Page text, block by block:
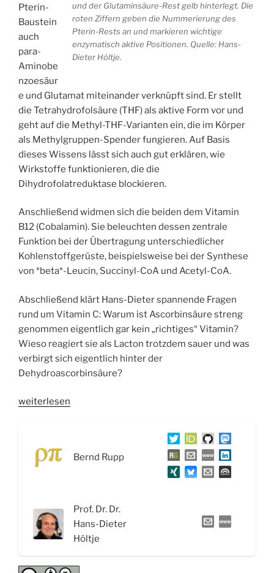
und der Glutaminsäure-Rest gelb hinterlegt. Die
roten Ziffern geben die Nummerierung des
Pterin-Rests an und markieren wichtige
enzymatisch aktive Positionen. Quelle: Hans-
Dieter Höltje.
Pterin-
Baustein
auch
para-
Aminobe
nzoesäur
e und Glutamat miteinander verknüpft sind. Er stellt
die Tetrahydrofolsäure (THF) als aktive Form vor und
geht auf die Methyl-THF-Varianten ein, die im Körper
als Methylgruppen-Spender fungieren. Auf Basis
dieses Wissens lässt sich auch gut erklären, wie
Wirkstoffe funktionieren, die die
Dihydrofolatreduktase blockieren.
Anschließend widmen sich die beiden dem Vitamin
B12 (Cobalamin). Sie beleuchten dessen zentrale
Funktion bei der Übertragung unterschiedlicher
Kohlenstoffgerüste, beispielsweise bei der Synthese
von *beta*-Leucin, Succinyl-CoA und Acetyl-CoA.
Abschließend klärt Hans-Dieter spannende Fragen
rund um Vitamin C: Warum ist Ascorbinsäure streng
genommen eigentlich gar kein „richtiges“ Vitamin?
Wieso reagiert sie als Lacton trotzdem sauer und was
verbirgt sich eigentlich hinter der
Dehydroascorbinsäure?
„WSR094
weiterlesen
Bernd Rupp
Prof. Dr. Dr.
Hans-Dieter
Höltje